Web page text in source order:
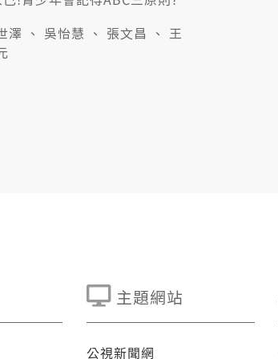
早愈好?自然應對符合趨
代誌!家長觀念嘛真重要?
澤 、 吳怡慧 、 張文昌 、 王
主題網站
公視新聞網